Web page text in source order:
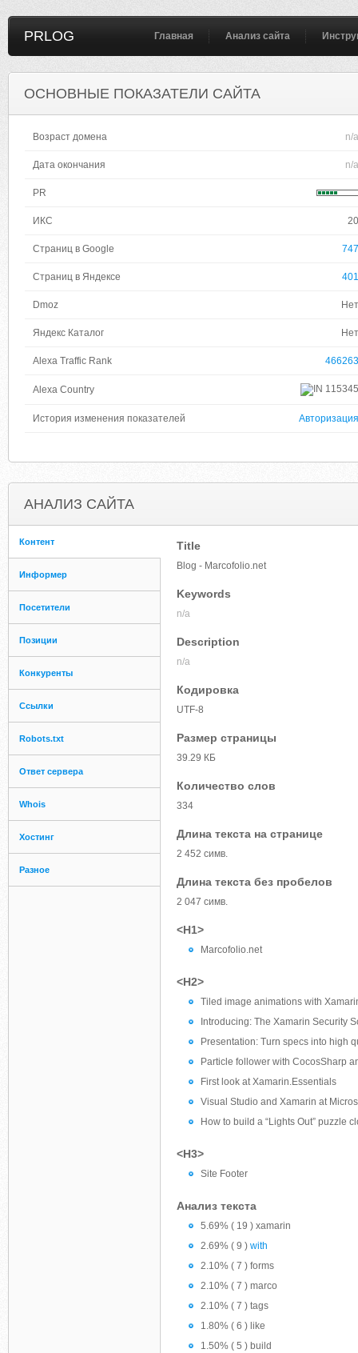
PRLOG Главная Анализ сайта
ОСНОВНЫЕ ПОКАЗАТЕЛИ САЙТА
Возраст домена n/a
Дата окончания n/a
PR
ИКС 20
Страниц в Google 747
Страниц в Яндексе 401
Dmoz Нет
Яндекс Каталог Нет
Alexa Traffic Rank 466263
Alexa Country 115345
История изменения показателей Авторизация
АНАЛИЗ САЙТА
Контент
Информер
Посетители
Позиции
Конкуренты
Ссылки
Robots.txt
Ответ сервера
Whois
Хостинг
Разное
Title
Blog - Marcofolio.net
Keywords
n/a
Description
n/a
Кодировка
UTF-8
Размер страницы
39.29 КБ
Количество слов
334
Длина текста на странице
2 452 симв.
Длина текста без пробелов
2 047 симв.
<H1>
Marcofolio.net
<H2>
Tiled image animations with
Introducing: The Xamarin Security
Presentation: Turn specs into high
Particle follower with CocosSharp
First look at Xamarin.Essentials
Visual Studio and Xamarin at
How to build a “Lights Out” puzzle
<H3>
Site Footer
Анализ текста
5.69% ( 19 ) xamarin
2.69% ( 9 ) with
2.10% ( 7 ) forms
2.10% ( 7 ) marco
2.10% ( 7 ) tags
1.80% ( 6 ) like
1.50% ( 5 ) build